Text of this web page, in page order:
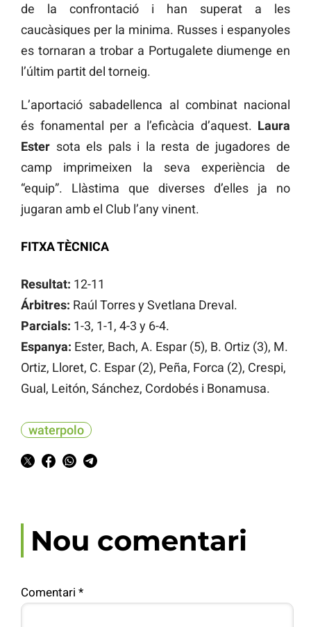
de la confrontació i han superat a les
caucàsiques per la minima. Russes i espanyoles
es tornaran a trobar a Portugalete diumenge en
l’últim partit del torneig.
L’aportació sabadellenca al combinat nacional
és fonamental per a l’eficàcia d’aquest. Laura
Ester sota els pals i la resta de jugadores de
camp imprimeixen la seva experiència de
“equip”. Llàstima que diverses d’elles ja no
jugaran amb el Club l’any vinent.
FITXA TÈCNICA
Resultat: 12-11
Árbitres: Raúl Torres y Svetlana Dreval.
Parcials: 1-3, 1-1, 4-3 y 6-4.
Espanya: Ester, Bach, A. Espar (5), B. Ortiz (3), M.
Ortiz, Lloret, C. Espar (2), Peña, Forca (2), Crespi,
Gual, Leitón, Sánchez, Cordobés i Bonamusa.
waterpolo
Nou comentari
Comentari *